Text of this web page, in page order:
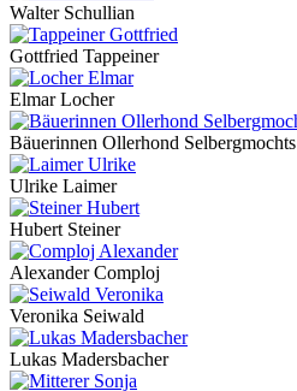
Walter Schullian
Gottfried Tappeiner
Elmar Locher
Bäuerinnen Ollerhond Selbergmochts
Ulrike Laimer
Hubert Steiner
Alexander Comploj
Veronika Seiwald
Lukas Madersbacher